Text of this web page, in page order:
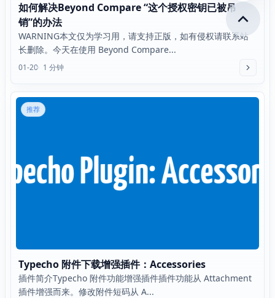
如何解决Beyond Compare “这个授权密钥已被吊
销”的办法
WARNING本文仅为学习用，请支持正版，如有侵权请联系站
长删除。今天在使用 Beyond Compare...
01-20 1 分钟
推荐
Typecho 附件下载增强插件：Accessories
插件简介Typecho 附件功能增强插件插件功能从 Attachment
插件增强而来。修改附件短码从 A...